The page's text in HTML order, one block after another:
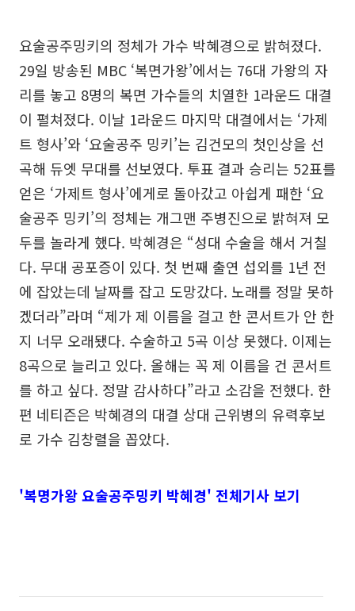
요술공주밍키의 정체가 가수 박혜경으로 밝혀졌다.
29일 방송된 MBC ‘복면가왕’에서는 76대 가왕의 자
리를 놓고 8명의 복면 가수들의 치열한 1라운드 대결
이 펼쳐졌다. 이날 1라운드 마지막 대결에서는 ‘가제
트 형사’와 ‘요술공주 밍키’는 김건모의 첫인상을 선
곡해 듀엣 무대를 선보였다. 투표 결과 승리는 52표를
얻은 ‘가제트 형사’에게로 돌아갔고 아쉽게 패한 ‘요
술공주 밍키’의 정체는 개그맨 주병진으로 밝혀져 모
두를 놀라게 했다. 박혜경은 “성대 수술을 해서 거칠
다. 무대 공포증이 있다. 첫 번째 출연 섭외를 1년 전
에 잡았는데 날짜를 잡고 도망갔다. 노래를 정말 못하
겠더라”라며 “제가 제 이름을 걸고 한 콘서트가 안 한
지 너무 오래됐다. 수술하고 5곡 이상 못했다. 이제는
8곡으로 늘리고 있다. 올해는 꼭 제 이름을 건 콘서트
를 하고 싶다. 정말 감사하다”라고 소감을 전했다. 한
편 네티즌은 박혜경의 대결 상대 근위병의 유력후보
로 가수 김창렬을 꼽았다.
'복명가왕 요술공주밍키 박혜경' 전체기사 보기